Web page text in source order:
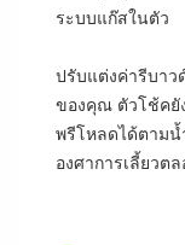
ระบบแก๊สในตัว
ปรับแต่งค่ารีบาว
ของคุณ ตัวโช้คยั
พรีโหลดได้ตามน้
องศาการเลี้ยวต